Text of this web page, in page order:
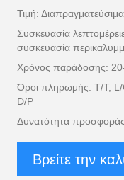
Τιμή: Διαπραγματεύσιμα
Συσκευασία
συσκευασία
Χρόνος παράδοσης:
Όροι πληρωμής: T/T,
D/P
Δυνατότητα
Βρείτε την